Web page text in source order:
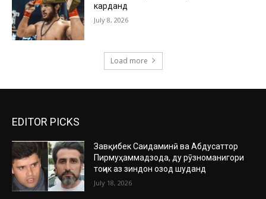
карданд
July 8, 2026
Load more
EDITOR PICKS
Завқибек Саидаминӣ ва Абдусаттор
Пирмуҳаммадзода, ду рӯзноманигори
тоҷик аз зиндон озод шуданд
July 18, 2026